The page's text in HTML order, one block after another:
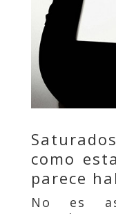
como
parece
No es